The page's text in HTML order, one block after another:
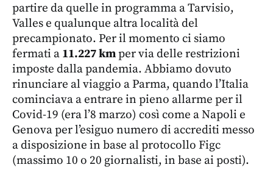
partire da quelle in programma a Tarvisio,
Valles e qualunque altra località del
precampionato. Per il momento ci siamo
fermati a 11.227 kmper via delle restrizioni
imposte dalla pandemia. Abbiamo dovuto
rinunciare al viaggio a Parma, quando l’Italia
cominciava a entrare in pieno allarme per il
Covid-19 (era l’8 marzo) così come a Napoli e
Genova per l’esiguo numero di accrediti messo
a disposizione in base al protocollo Figc
(massimo 10 o 20 giornalisti, in base ai posti).